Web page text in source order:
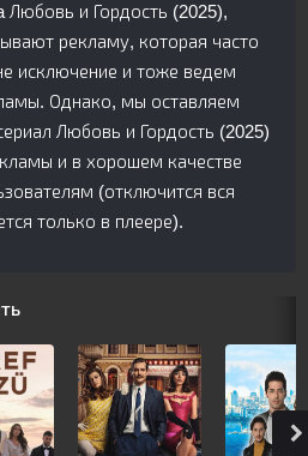
Любовь и Гордость (2025),
рекламу, которая часто
исключение и тоже ведем
Однако, мы оставляем
Любовь и Гордость (2025)
и в хорошем качестве
(отключится вся
только в плеере).